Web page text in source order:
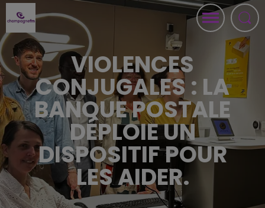
VIOLENCES
CONJUGALES : LA
BANQUE POSTALE
DÉPLOIE UN
DISPOSITIF POUR
LES AIDER.